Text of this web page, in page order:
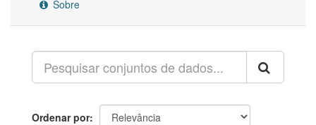
Sobre
Ordenar por